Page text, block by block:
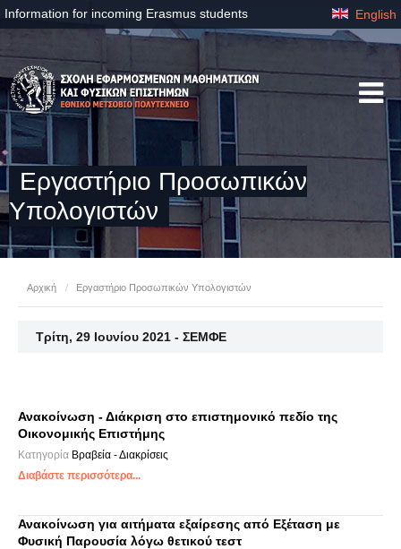
Information for incoming Erasmus students English
Eργαστήριo Προσωπικών
Υπολογιστών
Αρχική / Eργαστήριo Προσωπικών Υπολογιστών
Τρίτη, 29 Ιουνίου 2021 - ΣΕΜΦΕ
Ανακοίνωση - Διάκριση στο επιστημονικό πεδίο της
Οικονομικής Επιστήμης
Κατηγορία Βραβεία - Διακρίσεις
Διαβάστε περισσότερα...
Ανακοίνωση για αιτήματα εξαίρεσης από Εξέταση με
Φυσική Παρουσία λόγω θετικού τεστ